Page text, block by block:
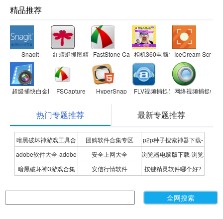
精品推荐
SnagIt 红蜻蜓抓图精灵(RdfSnap)FastStone Capture中文版
相机360电脑版 IceCream
超级捕快白金版 FSCapture HyperSnap FLV视频捕捉(Replay Media
网络视频捕捉
热门专题推荐 最新专题推荐
暗黑破坏神游戏工具合
集
团购软件合集专区
p2p种子搜索神器下载-
P2P种子搜索神器专题
adobe软件大全-adobe
全系列软件下载-adobe
安全上网大全
浏览器电脑版下载-浏览
器下载合集
暗黑破坏神3游戏合集 安信行情软件
按键精灵软件哪个好?